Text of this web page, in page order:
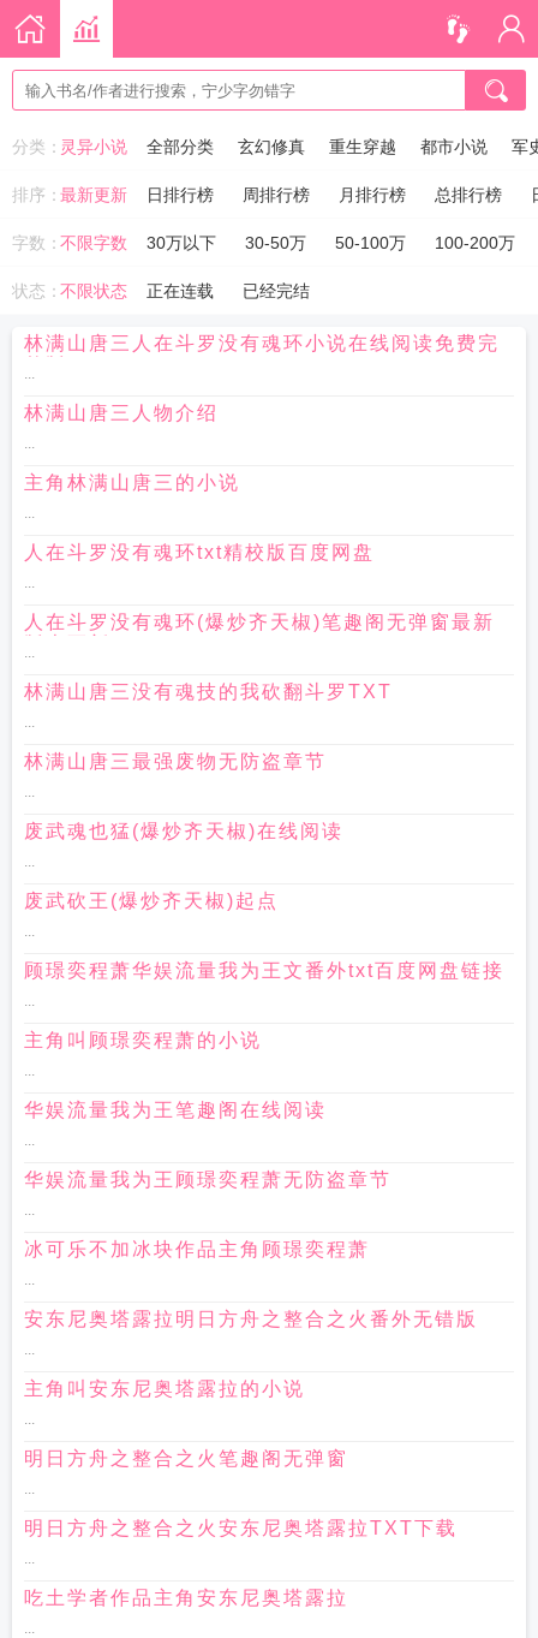
分类： 全部分类 玄幻修真 重生穿越 都市小说 军
灵异小说
排序： 日排行榜 周排行榜 月排行榜 总排行榜
最新更新
字数：不限字数 30万以下 30-50万 50-100万 100-200万
状态：不限状态 正在连载 已经完结
林满山唐三人在斗罗没有魂环小说在线阅读免费完
...
林满山唐三人物介绍
...
主角林满山唐三的小说
...
人在斗罗没有魂环txt精校版百度网盘
...
人在斗罗没有魂环(爆炒齐天椒)笔趣阁无弹窗最新
...
林满山唐三没有魂技的我砍翻斗罗TXT
...
林满山唐三最强废物无防盗章节
...
废武魂也猛(爆炒齐天椒)在线阅读
...
废武砍王(爆炒齐天椒)起点
...
顾璟奕程萧华娱流量我为王文番外txt百度网盘链接
...
主角叫顾璟奕程萧的小说
...
华娱流量我为王笔趣阁在线阅读
...
华娱流量我为王顾璟奕程萧无防盗章节
...
冰可乐不加冰块作品主角顾璟奕程萧
...
安东尼奥塔露拉明日方舟之整合之火番外无错版
...
主角叫安东尼奥塔露拉的小说
...
明日方舟之整合之火笔趣阁无弹窗
...
明日方舟之整合之火安东尼奥塔露拉TXT下载
...
吃土学者作品主角安东尼奥塔露拉
...